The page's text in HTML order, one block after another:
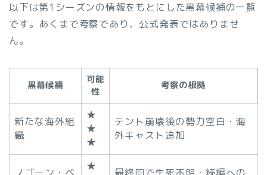
以下は第1シーズンの情報をもとにした黒幕候補の一覧
です。あくまで考察であり、公式発表ではありませ
ん。
黒幕候補
可能
性
考察の根拠
新たな海外組
織
★
★
★
テント崩壊後の勢力空白・海
外キャスト追加
★